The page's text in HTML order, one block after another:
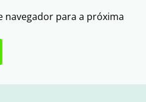
navegador para a próxima